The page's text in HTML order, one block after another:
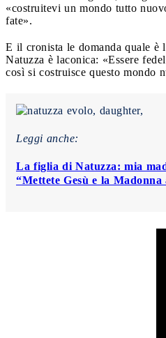
«costruitevi un mondo tutto
fate».
E il cronista le domanda quale è
Natuzza è laconica: «Essere
così si costruisce questo mondo
Leggi anche:
La figlia di Natuzza: mia
“Mettete Gesù e la